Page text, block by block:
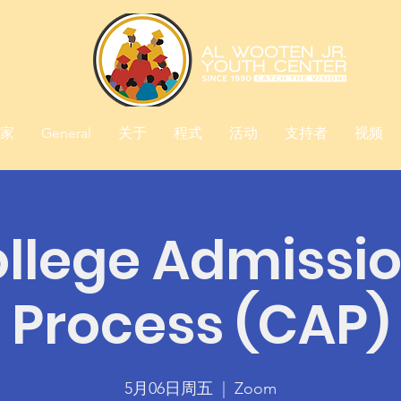
家 General 关于 程式 活动 支持者 视频
Process (CAP)
5月06日周五 Zoom